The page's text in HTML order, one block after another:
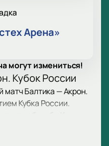
Арена»
могут измениться!
Кубок России
матч Балтика — Акрон.
Кубка России.
стороны. Клубы